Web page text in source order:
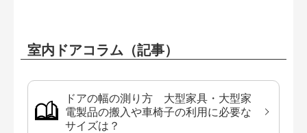
室内ドアコラム（記事）
ドアの幅の測り方 大型家具・大型家
電製品の搬入や車椅子の利用に必要な
サイズは？